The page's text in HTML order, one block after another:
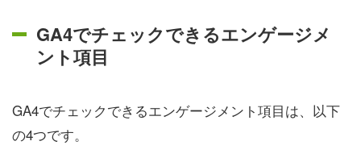
GA4でチェックできるエンゲージメ
ント項目
GA4でチェックできるエンゲージメント項目は、以下
の4つです。